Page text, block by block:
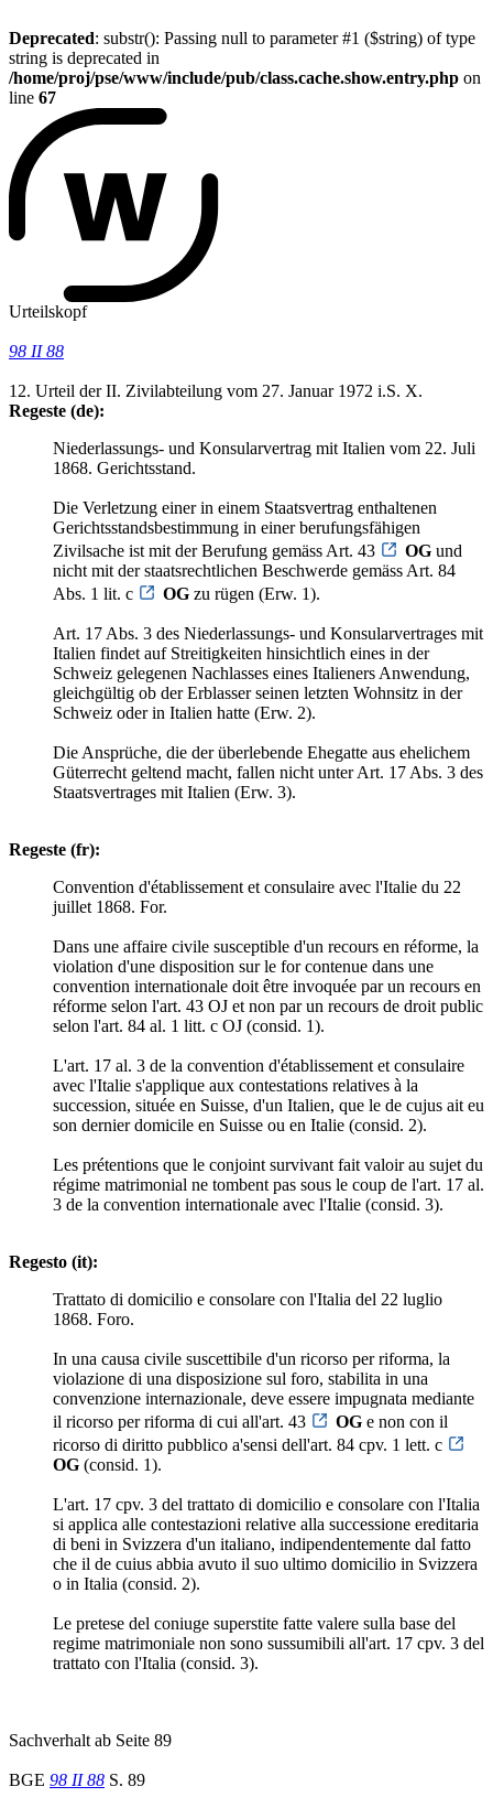
Deprecated: substr(): Passing null to parameter #1 ($string) of type
string is deprecated in
/home/proj/pse/www/include/pub/class.cache.show.entry.php on
line 67
Urteilskopf
98 II 88
12. Urteil der II. Zivilabteilung vom 27. Januar 1972 i.S. X.
Regeste (de):
Niederlassungs- und Konsularvertrag mit Italien vom 22. Juli
1868. Gerichtsstand.
Die Verletzung einer in einem Staatsvertrag enthaltenen
Gerichtsstandsbestimmung in einer berufungsfähigen
Zivilsache ist mit der Berufung gemäss Art. 43
OG und
nicht mit der staatsrechtlichen Beschwerde gemäss Art. 84
Abs. 1 lit. c
OG zu rügen (Erw. 1).
Art. 17 Abs. 3 des Niederlassungs- und Konsularvertrages mit
Italien findet auf Streitigkeiten hinsichtlich eines in der
Schweiz gelegenen Nachlasses eines Italieners Anwendung,
gleichgültig ob der Erblasser seinen letzten Wohnsitz in der
Schweiz oder in Italien hatte (Erw. 2).
Die Ansprüche, die der überlebende Ehegatte aus ehelichem
Güterrecht geltend macht, fallen nicht unter Art. 17 Abs. 3 des
Staatsvertrages mit Italien (Erw. 3).
Regeste (fr):
Convention d'établissement et consulaire avec l'Italie du 22
juillet 1868. For.
Dans une affaire civile susceptible d'un recours en réforme, la
violation d'une disposition sur le for contenue dans une
convention internationale doit être invoquée par un recours en
réforme selon l'art. 43 OJ et non par un recours de droit public
selon l'art. 84 al. 1 litt. c OJ (consid. 1).
L'art. 17 al. 3 de la convention d'établissement et consulaire
avec l'Italie s'applique aux contestations relatives à la
succession, située en Suisse, d'un Italien, que le de cujus ait eu
son dernier domicile en Suisse ou en Italie (consid. 2).
Les prétentions que le conjoint survivant fait valoir au sujet du
régime matrimonial ne tombent pas sous le coup de l'art. 17 al.
3 de la convention internationale avec l'Italie (consid. 3).
Regesto (it):
Trattato di domicilio e consolare con l'Italia del 22 luglio
1868. Foro.
In una causa civile suscettibile d'un ricorso per riforma, la
violazione di una disposizione sul foro, stabilita in una
convenzione internazionale, deve essere impugnata mediante
il ricorso per riforma di cui all'art. 43
OG e non con il
ricorso di diritto pubblico a'sensi dell'art. 84 cpv. 1 lett. c
OG (consid. 1).
L'art. 17 cpv. 3 del trattato di domicilio e consolare con l'Italia
si applica alle contestazioni relative alla successione ereditaria
di beni in Svizzera d'un italiano, indipendentemente dal fatto
che il de cuius abbia avuto il suo ultimo domicilio in Svizzera
o in Italia (consid. 2).
Le pretese del coniuge superstite fatte valere sulla base del
regime matrimoniale non sono sussumibili all'art. 17 cpv. 3 del
trattato con l'Italia (consid. 3).
Sachverhalt ab Seite 89
BGE 98 II 88 S. 89